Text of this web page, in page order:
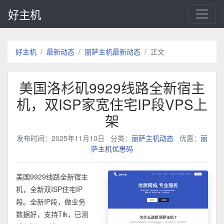
好主机
好主机 最新动态 丽萨主机最新动态 正文
美国洛杉矶9929线路全新宿主
机，双ISP家宽住宅IP段VPS上
架
发布时间：2025年11月10日 分类： 丽萨主机动态 优惠： 丽
萨主机优惠码
美国9929线路全新宿主
机，全新双ISP住宅IP
段。全新IP段，做业务
数据好，支持Tik，已测